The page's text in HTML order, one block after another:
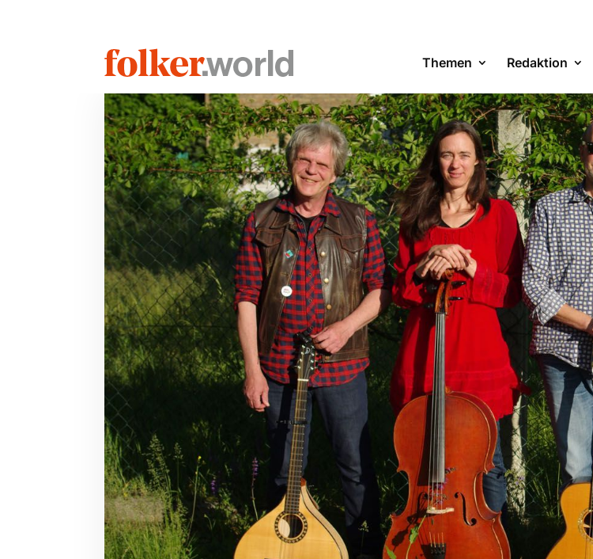
Themen Redaktion